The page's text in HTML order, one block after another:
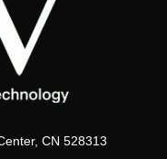
CN 528313